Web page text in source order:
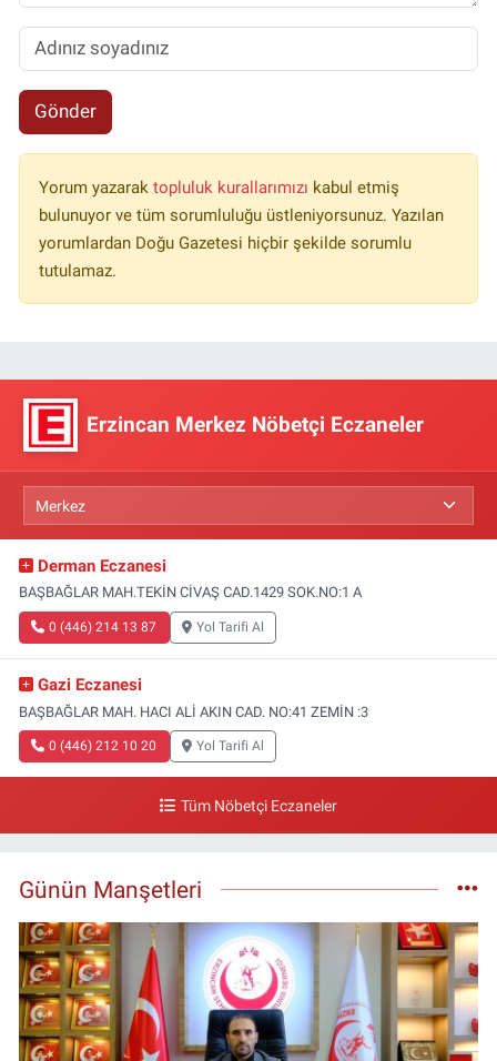
Gönder
Yorum yazarak topluluk kurallarımızı kabul etmiş
bulunuyor ve tüm sorumluluğu üstleniyorsunuz. Yazılan
yorumlardan Doğu Gazetesi hiçbir şekilde sorumlu
tutulamaz.
Erzincan Merkez Nöbetçi Eczaneler
Derman Eczanesi
BAŞBAĞLAR MAH.TEKİN CİVAŞ CAD.1429 SOK.NO:1 A
0 (446) 214 13 87 Yol Tarifi Al
Gazi Eczanesi
BAŞBAĞLAR MAH. HACI ALİ AKIN CAD. NO:41 ZEMİN :3
0 (446) 212 10 20 Yol Tarifi Al
Tüm Nöbetçi Eczaneler
Günün Manşetleri